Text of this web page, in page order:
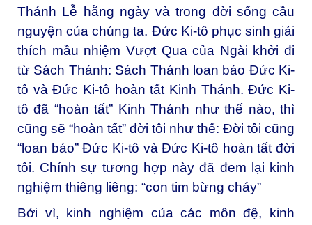
Thánh Lễ hằng ngày và trong đời sống cầu
nguyện của chúng ta. Đức Ki-tô phục sinh giải
thích mầu nhiệm Vượt Qua của Ngài khởi đi
từ Sách Thánh: Sách Thánh loan báo Đức Ki-
tô và Đức Ki-tô hoàn tất Kinh Thánh. Đức Ki-
tô đã “hoàn tất” Kinh Thánh như thế nào, thì
cũng sẽ “hoàn tất” đời tôi như thế: Đời tôi cũng
“loan báo” Đức Ki-tô và Đức Ki-tô hoàn tất đời
tôi. Chính sự tương hợp này đã đem lại kinh
nghiệm thiêng liêng: “con tim bừng cháy”
Bởi vì, kinh nghiệm của các môn đệ, kinh